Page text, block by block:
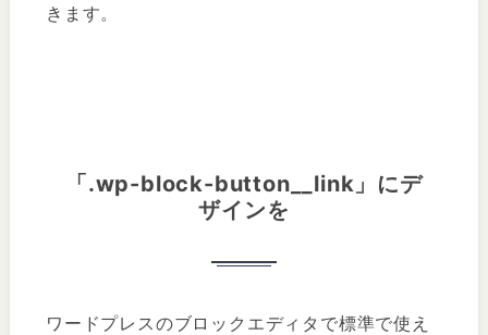
きます。
「.wp-block-button__link」にデ
ザインを
ワードプレスのブロックエディタで標準で使え